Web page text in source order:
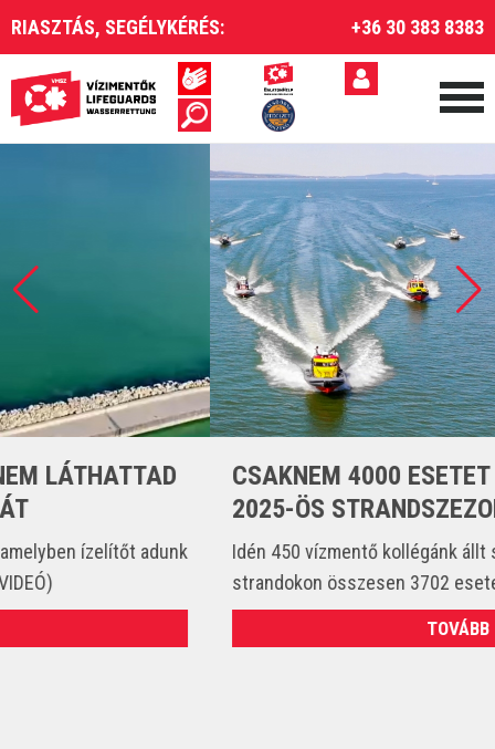
RIASZTÁS, SEGÉLYKÉRÉS: +36 30 383 8383
CSAKNEM 4000 ESETET LÁTTUNK EL A
2025-ÖS STRANDSZEZONBAN
Idén 450 vízmentő kollégánk állt szolgálatba és csak a
strandokon összesen 3702 esetet látott el. (VIDEÓ)